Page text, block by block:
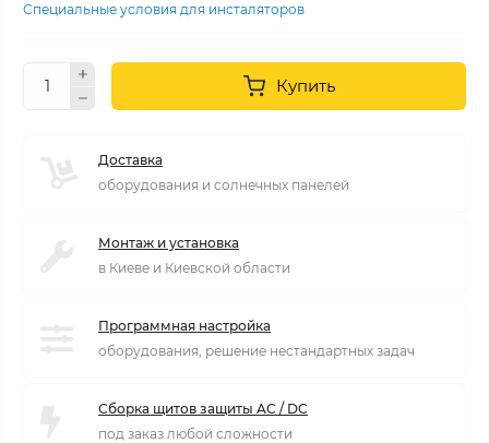
Специальные условия для инсталяторов
Купить
Доставка
оборудования и солнечных панелей
Монтаж и установка
в Киеве и Киевской области
Программная настройка
оборудования, решение нестандартных задач
Сборка щитов защиты AC / DC
под заказ любой сложности